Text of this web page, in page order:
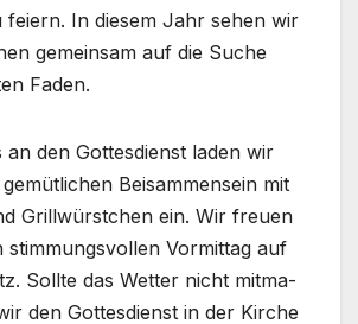
fei­ern. In die­sem Jahr sehen wir
gemein­sam auf die Suche
Faden.
an den Got­tes­dienst laden wir
Bei­sam­men­sein mit
Grill­würst­chen ein. Wir freu­en
stim­mungs­vol­len Vor­mit­tag auf
Soll­te das Wet­ter nicht mit­ma­
den Got­tes­dienst in der Kir­che